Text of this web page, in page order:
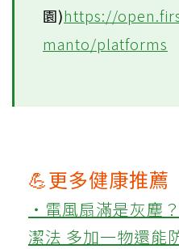
園)https://
manto/platforms
💪更多健康推薦
‧電風扇滿是灰塵
潔法 多加一物還能